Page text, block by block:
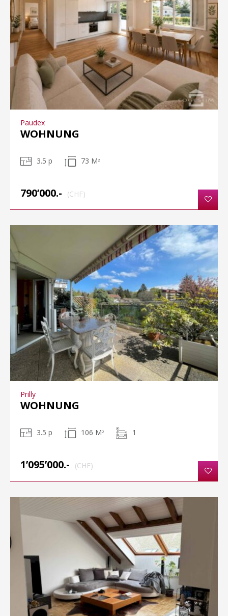
Paudex
WOHNUNG
3.5 p 73 M 2
790’000.- (CHF)
Prilly
WOHNUNG
3.5 p 106 M 2 1
1’095’000.- (CHF)